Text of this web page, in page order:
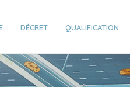
DÉCRET QUALIFICATION